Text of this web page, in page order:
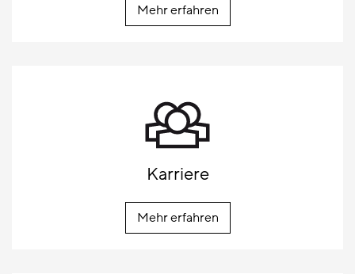
Mehr erfahren
Karriere
Mehr erfahren